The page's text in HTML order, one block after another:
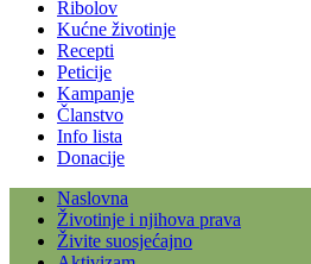
Ribolov
Kućne životinje
Recepti
Peticije
Kampanje
Članstvo
Info lista
Donacije
Naslovna
Životinje i njihova prava
Živite suosjećajno